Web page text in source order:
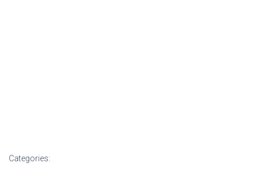
Categories: